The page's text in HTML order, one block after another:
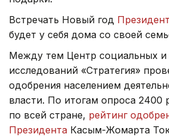
Встречать Новый год
будет у себя дома со своей
Между тем Центр социальных и
исследований «Стратегия»
одобрения населением
власти. По итогам опроса 2400
по всей стране, рейтинг
Президента Касым-Жомарта